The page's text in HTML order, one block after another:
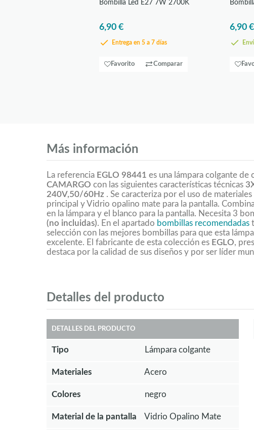
Bombilla Led E27 7W 2700K
6,90 €
Entrega en 5 a 7 días
Favorito Comparar
6,90 €
Más información
La referencia EGLO 98441 es una lámpara colgante de
CAMARGO con las siguientes características técnicas
240V,50/60Hz . Se caracteriza por el uso de
principal y Vidrio opalino mate para la pantalla.
en la lámpara y el blanco para la pantalla. Necesita 3
(no incluidas). En el apartado bombillas recomendadas
selección con las mejores bombillas para que esta
excelente. El fabricante de esta colección es EGLO,
destaca por la calidad de sus diseños y por ser líder
Detalles del producto
DETALLES DEL PRODUCTO
Tipo Lámpara colgante
Materiales Acero
Colores negro
Material de la pantalla Vidrio Opalino Mate